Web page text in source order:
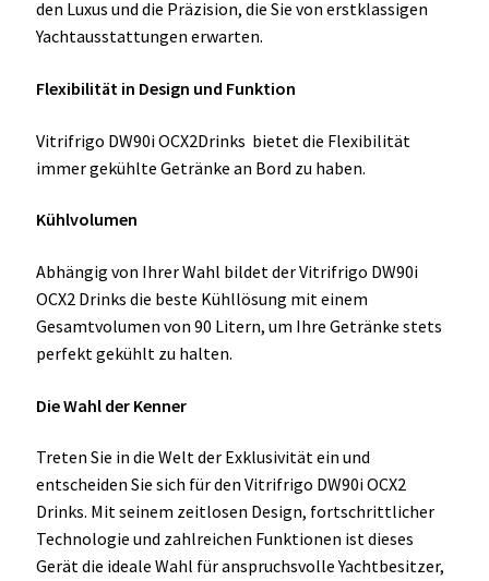
den Luxus und die Präzision, die Sie von erstklassigen
Yachtausstattungen erwarten.
Flexibilität in Design und Funktion
Vitrifrigo DW90i OCX2Drinks bietet die Flexibilität
immer gekühlte Getränke an Bord zu haben.
Kühlvolumen
Abhängig von Ihrer Wahl bildet der Vitrifrigo DW90i
OCX2 Drinks die beste Kühllösung mit einem
Gesamtvolumen von 90 Litern, um Ihre Getränke stets
perfekt gekühlt zu halten.
Die Wahl der Kenner
Treten Sie in die Welt der Exklusivität ein und
entscheiden Sie sich für den Vitrifrigo DW90i OCX2
Drinks. Mit seinem zeitlosen Design, fortschrittlicher
Technologie und zahlreichen Funktionen ist dieses
Gerät die ideale Wahl für anspruchsvolle Yachtbesitzer,